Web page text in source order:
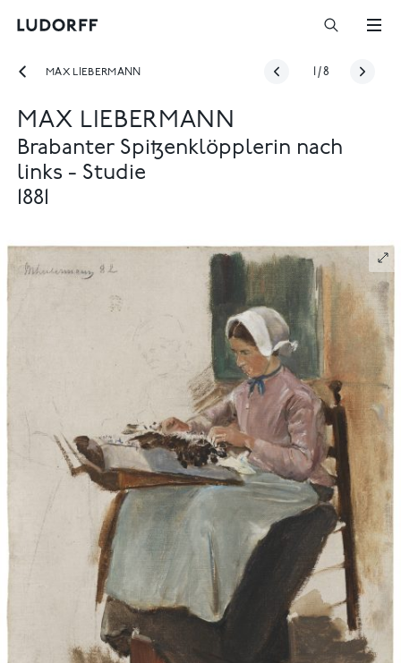
MAX LIEBERMANN /8
MAX LIEBERMANN
Brabanter Spitzenklöpplerin nach
links - Studie
1881